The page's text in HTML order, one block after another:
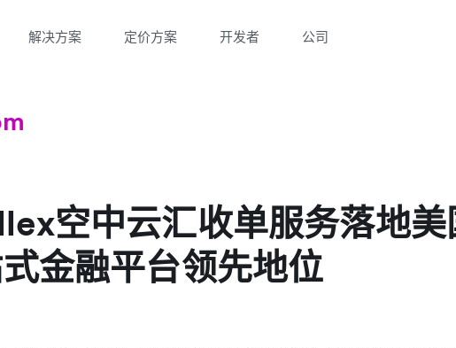
解决方案 定价方案 开发者 公司
空中云汇收单服务落地美
金融平台领先地位